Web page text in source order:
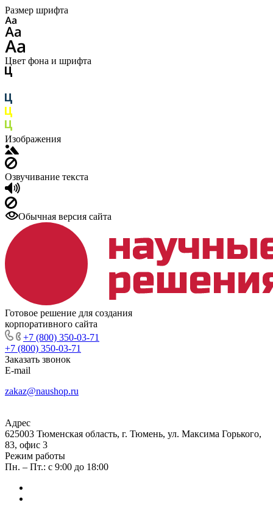
Размер шрифта
Цвет фона и шрифта
Изображения
Озвучивание текста
Обычная версия сайта
Готовое решение для создания
корпоративного сайта
+7 (800) 350-03-71
+7 (800) 350-03-71
Заказать звонок
E-mail
zakaz@naushop.ru
Адрес
625003 Тюменская область, г. Тюмень, ул. Максима Горького,
83, офис 3
Режим работы
Пн. – Пт.: с 9:00 до 18:00